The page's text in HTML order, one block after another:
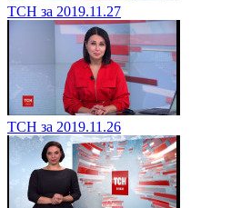
ТСН за 2019.11.27
ТСН за 2019.11.26